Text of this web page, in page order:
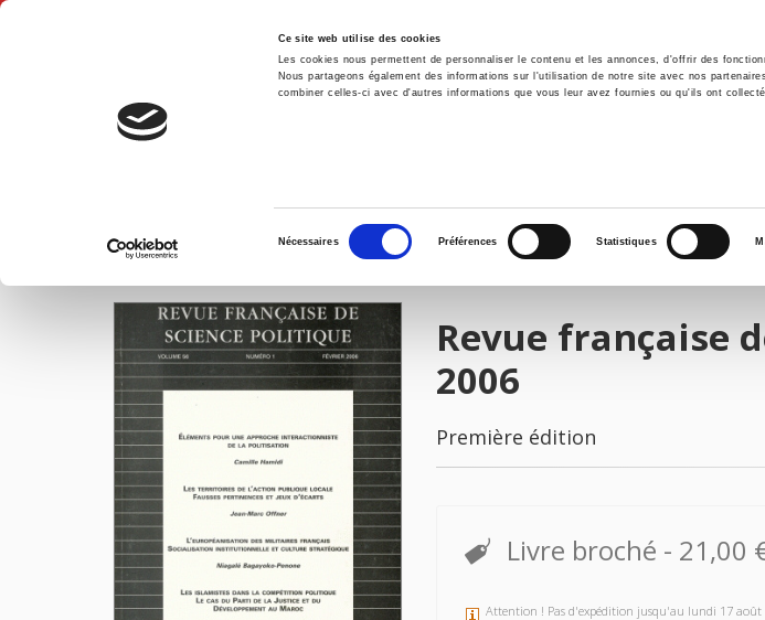
Ce site web utilise des cookies
Les cookies nous permettent de personnaliser le contenu et les annonces, d'offrir des
Nous partageons également des informations sur l'utilisation de notre site avec nos
combiner celles-ci avec d'autres informations que vous leur avez fournies ou qu'ils ont
consentement
Nécessaires Préférences Statistiques
Accueil Environnement
IMAGES
Revue française
2006
Première édition
Livre broché - 21,00
Attention ! Pas d'expédition jusqu'au lundi 17 août